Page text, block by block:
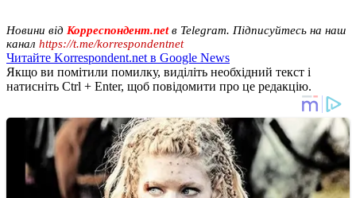
Новини від Корреспондент.netв Telegram. Підписуйтесь на наш
канал https://t.me/korrespondentnet
Читайте Korrespondent.net в Google News
Якщо ви помітили помилку, виділіть необхідний текст і
натисніть Ctrl + Enter, щоб повідомити про це редакцію.